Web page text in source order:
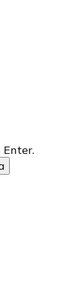
pizzas,
com a
Enter.
para pizzas,
com a